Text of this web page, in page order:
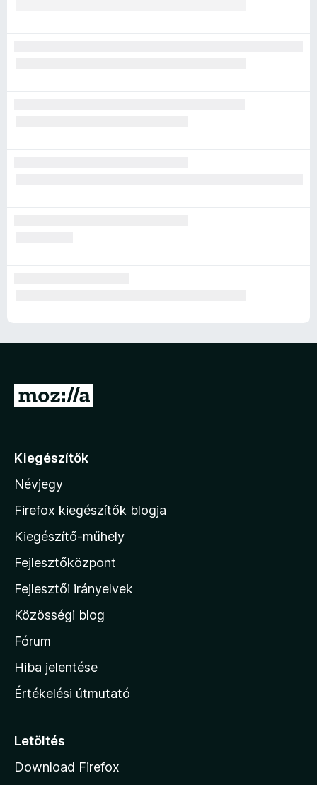
U
á
a
M
z
i
l
a
h
o
l
p
á
Kiegészítők
Névjegy
Firefox kiegészítők blogja
Kiegészítő-műhely
Fejlesztőközpont
Fejlesztői irányelvek
Közösségi blog
Fórum
Hiba jelentése
Értékelési útmutató
Letöltés
Download Firefox